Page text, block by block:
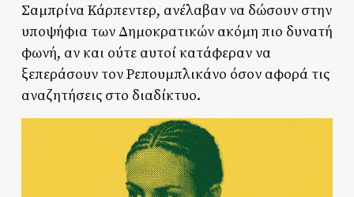
Σαμπρίνα Κάρπεντερ, ανέλαβαν να δώσουν στην
υποψήφια των Δημοκρατικών ακόμη πιο δυνατή
φωνή, αν και ούτε αυτοί κατάφεραν να
ξεπεράσουν τον Ρεπουμπλικάνο όσον αφορά τις
αναζητήσεις στο διαδίκτυο.